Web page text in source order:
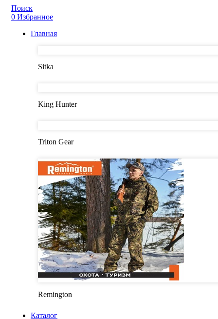
Поиск
0 Избранное
Главная
Sitka
King Hunter
Triton Gear
Remington
Каталог